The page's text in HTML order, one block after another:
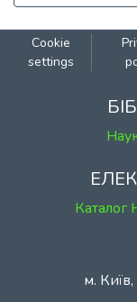
Cookie
settings
Каталог
м.